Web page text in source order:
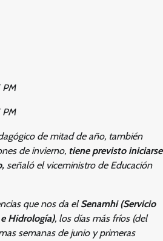
PM
PM
de mitad de año, también
de invierno, tiene previsto iniciarse
señaló el viceministro de Educación
que nos da elSenamhi (Servicio
Hidrología), los días más fríos (del
semanas de junio y primeras